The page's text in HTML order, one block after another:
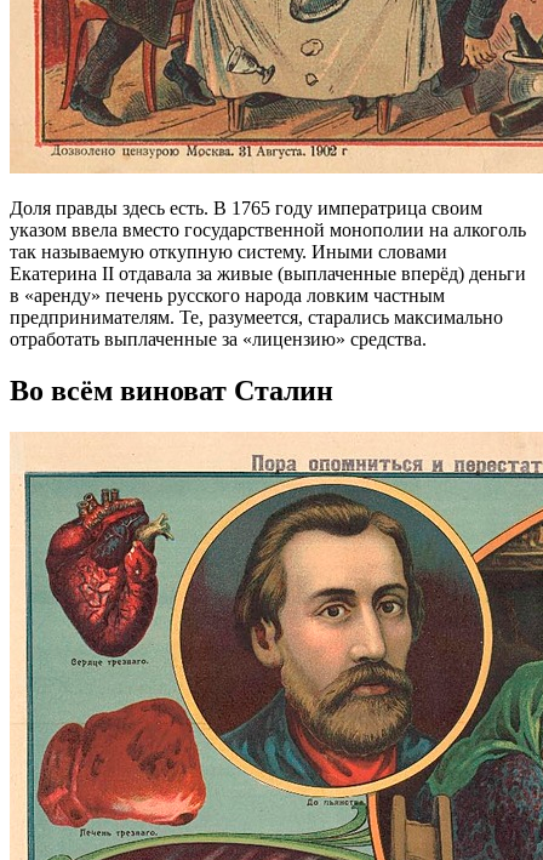
Доля правды здесь есть. В 1765 году императрица своим
указом ввела вместо государственной монополии на алкоголь
так называемую откупную систему. Иными словами
Екатерина II отдавала за живые (выплаченные вперёд) деньги
в «аренду» печень русского народа ловким частным
предпринимателям. Те, разумеется, старались максимально
отработать выплаченные за «лицензию» средства.
Во всём виноват Сталин